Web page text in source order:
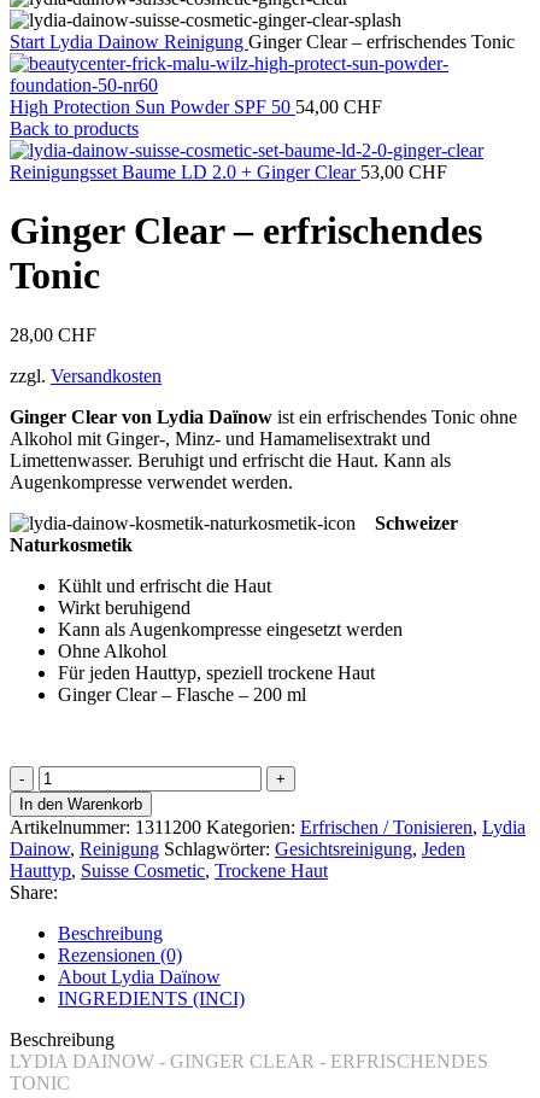
Start Lydia Dainow Reinigung Ginger Clear – erfrischendes Tonic
High Protection Sun Powder SPF 50 54,00 CHF
Back to products
Reinigungsset Baume LD 2.0 + Ginger Clear 53,00 CHF
Ginger Clear – erfrischendes
Tonic
28,00 CHF
zzgl. Versandkosten
Ginger Clear von Lydia Daïnow ist ein erfrischendes Tonic ohne
Alkohol mit Ginger-, Minz- und Hamamelisextrakt und
Limettenwasser. Beruhigt und erfrischt die Haut. Kann als
Augenkompresse verwendet werden.
Schweizer
Naturkosmetik
Kühlt und erfrischt die Haut
Wirkt beruhigend
Kann als Augenkompresse eingesetzt werden
Ohne Alkohol
Für jeden Hauttyp, speziell trockene Haut
Ginger Clear – Flasche – 200 ml
Ginger
Clear
-
erfrischendes
Tonic
Menge
In den Warenkorb
Artikelnummer: 1311200 Kategorien: Erfrischen / Tonisieren, Lydia
Dainow, Reinigung Schlagwörter: Gesichtsreinigung, Jeden
Hauttyp, Suisse Cosmetic, Trockene Haut
Share:
Beschreibung
Rezensionen (0)
About Lydia Daïnow
INGREDIENTS (INCI)
Beschreibung
LYDIA DAINOW - GINGER CLEAR - ERFRISCHENDES
TONIC